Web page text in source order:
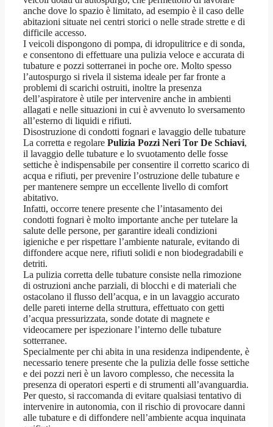
anche dove lo spazio è limitato, ad esempio è il caso delle
abitazioni situate nei centri storici o nelle strade strette e di
difficile accesso.
I veicoli dispongono di pompa, di idropulitrice e di sonda,
e consentono di effettuare una pulizia veloce e accurata di
tubature e pozzi sotterranei in poche ore. Molto spesso
l’autospurgo si rivela il sistema ideale per far fronte a
problemi di scarichi ostruiti, inoltre la presenza
dell’aspiratore è utile per intervenire anche in ambienti
allagati e nelle situazioni in cui è avvenuto lo sversamento
all’esterno di liquidi e rifiuti.
Disostruzione di condotti fognari e lavaggio delle tubature
La corretta e regolare Pulizia Pozzi Neri Tor De Schiavi,
il lavaggio delle tubature e lo svuotamento delle fosse
settiche è indispensabile per consentire il corretto scarico di
acqua e rifiuti, per prevenire l’ostruzione delle tubature e
per mantenere sempre un eccellente livello di comfort
abitativo.
Infatti, occorre tenere presente che l’intasamento dei
condotti fognari è molto importante anche per tutelare la
salute delle persone, per garantire ideali condizioni
igieniche e per rispettare l’ambiente naturale, evitando di
diffondere acque nere, rifiuti solidi e non biodegradabili e
detriti.
La pulizia corretta delle tubature consiste nella rimozione
di ostruzioni anche parziali, di blocchi e di materiali che
ostacolano il flusso dell’acqua, e in un lavaggio accurato
delle pareti interne della struttura, effettuato con getti
d’acqua pressurizzata, sonde dotate di magnete e
videocamere per ispezionare l’interno delle tubature
sotterranee.
Specialmente per chi abita in una residenza indipendente, è
necessario tenere presente che la pulizia delle fosse settiche
e dei pozzi neri è un lavoro complesso, che necessita la
presenza di operatori esperti e di strumenti all’avanguardia.
Per questo, si raccomanda di evitare qualsiasi tentativo di
intervenire in autonomia, con il rischio di provocare danni
alle tubature e di diffondere nell’ambiente acqua inquinata